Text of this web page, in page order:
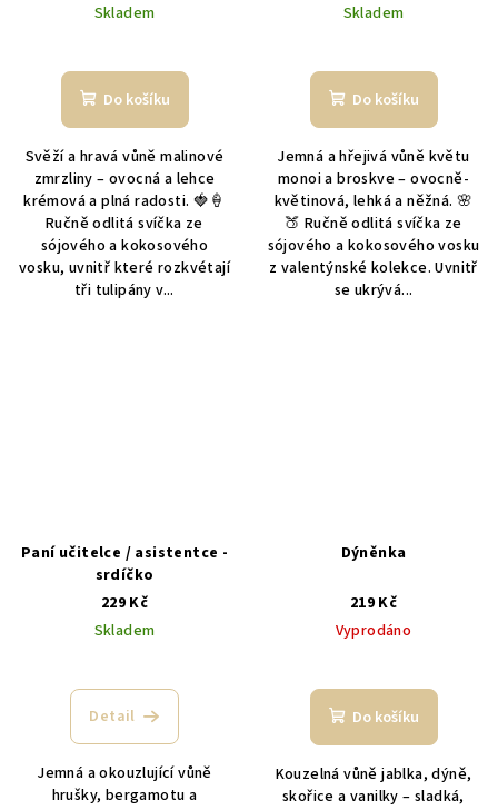
Skladem
hodnocení
produktu
z
5
hvězdiček.
Do košíku
Svěží a hravá vůně malinové
zmrzliny – ovocná a lehce
krémová a plná radosti. 🍓🍦
Ručně odlitá svíčka ze
sójového a kokosového
vosku, uvnitř které rozkvétají
tři tulipány v...
Skladem
Do košíku
Jemná a hřejivá vůně květu
monoi a broskve – ovocně-
květinová, lehká a něžná. 🌸
🍑 Ručně odlitá svíčka ze
sójového a kokosového vosku
z valentýnské kolekce. Uvnitř
se ukrývá...
Paní učitelce / asistentce -
srdíčko
229 Kč
Skladem
Detail
Jemná a okouzlující vůně
hrušky, bergamotu a
Dýněnka
219 Kč
Vyprodáno
Do košíku
Kouzelná vůně jablka, dýně,
skořice a vanilky – sladká,